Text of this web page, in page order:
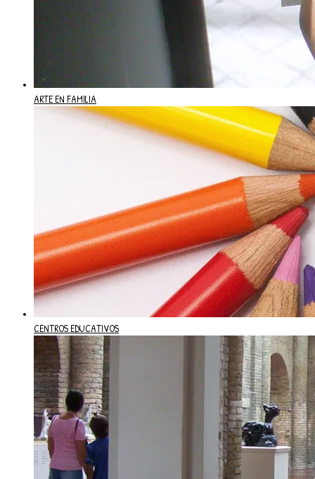
ARTE EN FAMILIA
CENTROS EDUCATIVOS